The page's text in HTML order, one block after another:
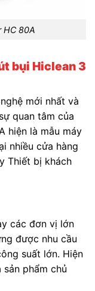
HC 80A
bụi Hiclean 3
mới nhất và
quan tâm của
hiện là mẫu máy
nhiều cửa hàng
Thiết bị khách
các đơn vị lớn
được nhu cầu
suất lớn. Hiện
phẩm chủ